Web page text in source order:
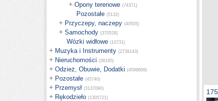
+ Opony terenowe (74371)
Pozostałe (5132)
+ Przyczepy, naczepy (40505)
+ Samochody (370528)
Wózki widłowe (10731)
+ Muzyka i Instrumenty (2739143)
+ Nieruchomości (38185)
+ Odzież, Obuwie, Dodatki (4599609)
+ Pozostałe (45740)
+ Przemysł (3137090)
+ Rękodzieło (1305721)